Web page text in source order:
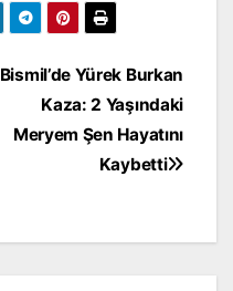
Bismil’de Yürek Burkan
Kaza: 2 Yaşındaki
Meryem Şen Hayatını
Kaybetti